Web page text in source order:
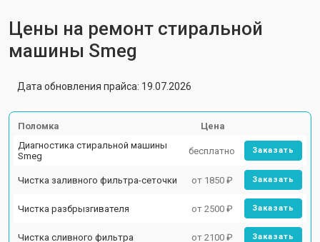
Цены на ремонт стиральной
машины Smeg
Дата обновления прайса: 19.07.2026
Поломка
Цена
Диагностика стиральной машины
Smeg
бесплатно Заказать
Чистка заливного фильтра-сеточки от 1850 ₽ Заказать
Чистка разбрызгивателя от 2500 ₽ Заказать
Чистка сливного фильтра от 2100 ₽ Заказать